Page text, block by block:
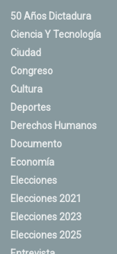
50 Años Dictadura
Ciencia Y Tecnología
Ciudad
Congreso
Cultura
Deportes
Derechos Humanos
Documento
Economía
Elecciones
Elecciones 2021
Elecciones 2023
Elecciones 2025